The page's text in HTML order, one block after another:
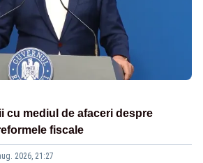
cu mediul de afaceri despre
fiscale
2026, 21:27